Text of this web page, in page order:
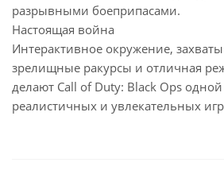
разрывными боеприпасами.
Настоящая война
Интерактивное окружение,
зрелищные ракурсы и отличная
делают Call of Duty: Black Ops
реалистичных и увлекательных